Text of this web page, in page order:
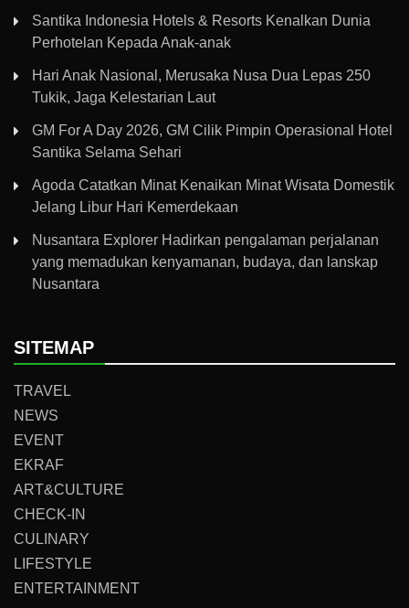
Santika Indonesia Hotels & Resorts Kenalkan Dunia
Perhotelan Kepada Anak-anak
Hari Anak Nasional, Merusaka Nusa Dua Lepas 250
Tukik, Jaga Kelestarian Laut
GM For A Day 2026, GM Cilik Pimpin Operasional Hotel
Santika Selama Sehari
Agoda Catatkan Minat Kenaikan Minat Wisata Domestik
Jelang Libur Hari Kemerdekaan
Nusantara Explorer Hadirkan pengalaman perjalanan
yang memadukan kenyamanan, budaya, dan lanskap
Nusantara
SITEMAP
TRAVEL
NEWS
EVENT
EKRAF
ART&CULTURE
CHECK-IN
CULINARY
LIFESTYLE
ENTERTAINMENT